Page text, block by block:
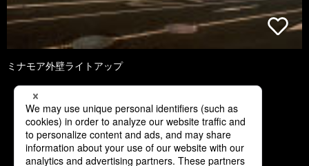
ミナモア外壁ライトアップ
1 2 3 4 5